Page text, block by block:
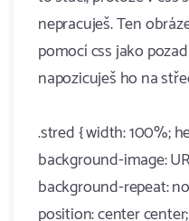
nepracuješ. Ten
pomocí css jako
napozicuješ ho na
.stred { width: 100%;
background-image:
background-repeat:
position: center